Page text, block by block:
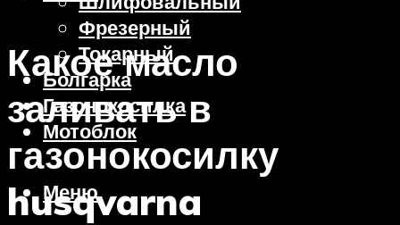
Фрезерный
Токарный
Болгарка
Газонокосилка
Мотоблок
Меню
Какое масло
заливать в
газонокосилку
husqvarna